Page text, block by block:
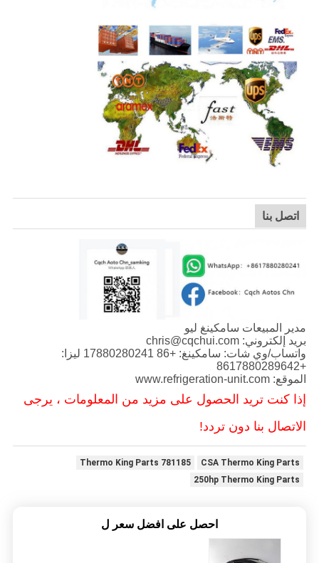
اتصل بنا
مدير المبيعات سامكينغ ليو
بريد إلكتروني: chris@cqchui.com
واتساب/وي شات: سامكينغ: +86 17880280241 ليزا:
+8617880289642
الموقع: www.refrigeration-unit.com
إذا كنت تريد الحصول على مزيد من المعلومات ، يرجى
الاتصال بنا دون تردد!
CSA Thermo King Parts
781185 Thermo King Parts
250hp Thermo King Parts
احصل على افضل سعر ل